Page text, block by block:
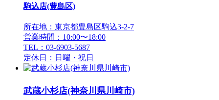
駒込店(豊島区)
所在地：東京都豊島区駒込3-2-7
営業時間：10:00〜18:00
TEL：03-6903-5687
定休日：日曜・祝日
武蔵小杉店(神奈川県川崎市)